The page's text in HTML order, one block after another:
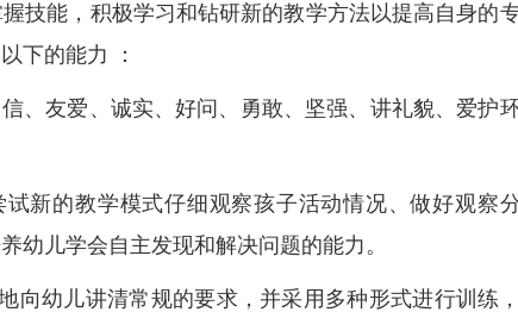
技能，积极学习和钻研新的教学方法以提高自身的
下的能力 ：
、友爱、诚实、好问、勇敢、坚强、讲礼貌、爱护
新的教学模式仔细观察孩子活动情况、做好观察
幼儿学会自主发现和解决问题的能力。
向幼儿讲清常规的要求，并采用多种形式进行训练，